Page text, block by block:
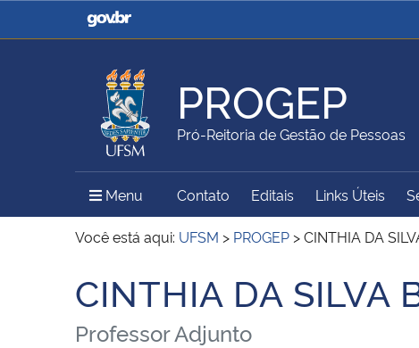
Casa Civil
Ministério da Justiça e
Ministério da Agricultura,
Pecuária e Abastecimento
Ministério da Educação
Ministério do Meio Ambiente Ministério do Turismo
Secretaria de Governo
Gabinete de Segurança
PROGEP
Pró-Reitoria de Gestão de Pessoas
Menu Menu Principal do Sítio
Contato Editais Links Úteis
Você está aqui: UFSM > PROGEP >CINTHIA DA
Início do conteúdo
CINTHIA DA SILVA
Professor Adjunto